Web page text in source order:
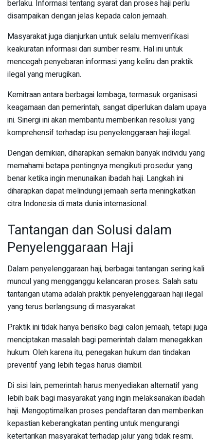
berlaku. Informasi tentang syarat dan proses haji perlu
disampaikan dengan jelas kepada calon jemaah.
Masyarakat juga dianjurkan untuk selalu memverifikasi
keakuratan informasi dari sumber resmi. Hal ini untuk
mencegah penyebaran informasi yang keliru dan praktik
ilegal yang merugikan.
Kemitraan antara berbagai lembaga, termasuk organisasi
keagamaan dan pemerintah, sangat diperlukan dalam upaya
ini. Sinergi ini akan membantu memberikan resolusi yang
komprehensif terhadap isu penyelenggaraan haji ilegal.
Dengan demikian, diharapkan semakin banyak individu yang
memahami betapa pentingnya mengikuti prosedur yang
benar ketika ingin menunaikan ibadah haji. Langkah ini
diharapkan dapat melindungi jemaah serta meningkatkan
citra Indonesia di mata dunia internasional.
Tantangan dan Solusi dalam
Penyelenggaraan Haji
Dalam penyelenggaraan haji, berbagai tantangan sering kali
muncul yang mengganggu kelancaran proses. Salah satu
tantangan utama adalah praktik penyelenggaraan haji ilegal
yang terus berlangsung di masyarakat.
Praktik ini tidak hanya berisiko bagi calon jemaah, tetapi juga
menciptakan masalah bagi pemerintah dalam menegakkan
hukum. Oleh karena itu, penegakan hukum dan tindakan
preventif yang lebih tegas harus diambil.
Di sisi lain, pemerintah harus menyediakan alternatif yang
lebih baik bagi masyarakat yang ingin melaksanakan ibadah
haji. Mengoptimalkan proses pendaftaran dan memberikan
kepastian keberangkatan penting untuk mengurangi
ketertarikan masyarakat terhadap jalur yang tidak resmi.